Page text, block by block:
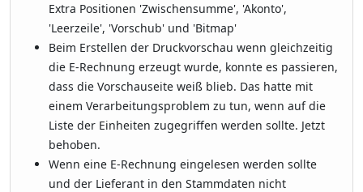
Extra Positionen 'Zwischensumme', 'Akonto',
'Leerzeile', 'Vorschub' und 'Bitmap'
Beim Erstellen der Druckvorschau wenn gleichzeitig
die E-Rechnung erzeugt wurde, konnte es passieren,
dass die Vorschauseite weiß blieb. Das hatte mit
einem Verarbeitungsproblem zu tun, wenn auf die
Liste der Einheiten zugegriffen werden sollte. Jetzt
behoben.
Wenn eine E-Rechnung eingelesen werden sollte
und der Lieferant in den Stammdaten nicht